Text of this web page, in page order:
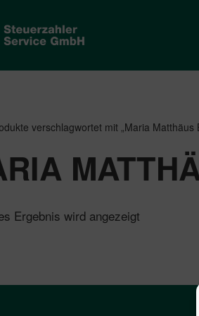
verschlagwortet mit „Maria Matthäus
Ergebnis wird angezeigt